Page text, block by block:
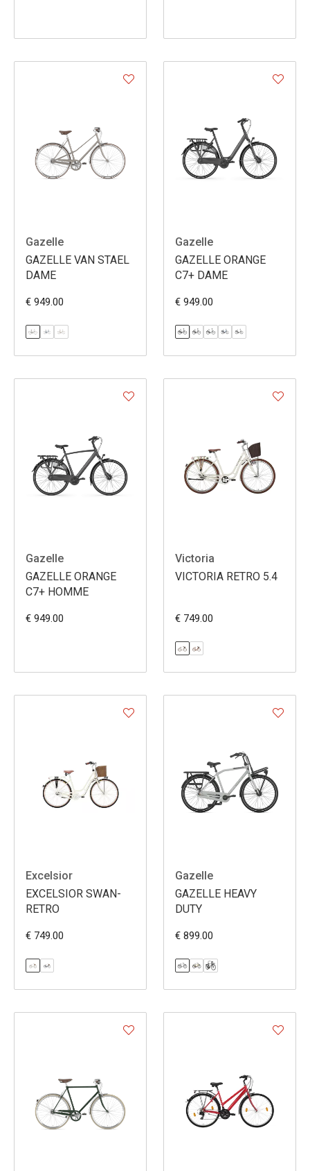
Gazelle
GAZELLE VAN STAEL
DAME
€ 949.00
Gazelle
GAZELLE ORANGE
C7+ DAME
€ 949.00
Gazelle
GAZELLE ORANGE
C7+ HOMME
€ 949.00
Victoria
VICTORIA RETRO 5.4
€ 749.00
Excelsior
EXCELSIOR SWAN-
RETRO
€ 749.00
Gazelle
GAZELLE HEAVY
DUTY
€ 899.00